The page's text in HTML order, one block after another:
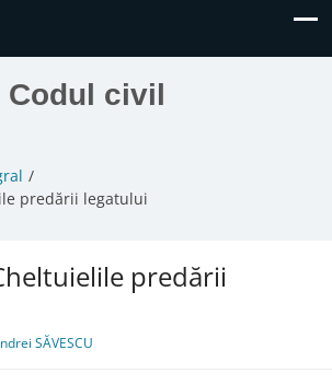
Codul civil
predării legatului
predării
SĂVESCU